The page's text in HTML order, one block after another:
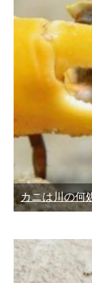
カニは川の何